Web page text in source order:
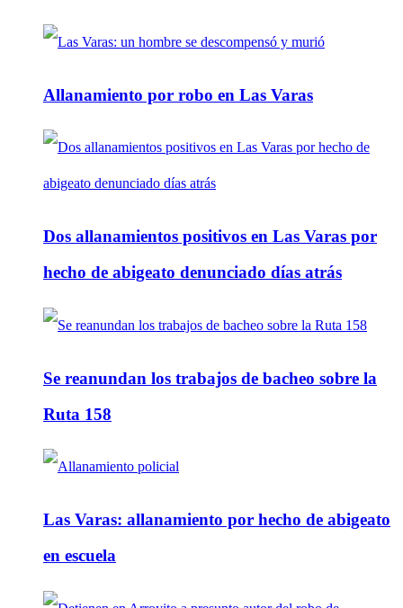
Allanamiento por robo en Las Varas
Dos allanamientos positivos en Las Varas por
hecho de abigeato denunciado días atrás
Se reanundan los trabajos de bacheo sobre la
Ruta 158
Las Varas: allanamiento por hecho de abigeato
en escuela